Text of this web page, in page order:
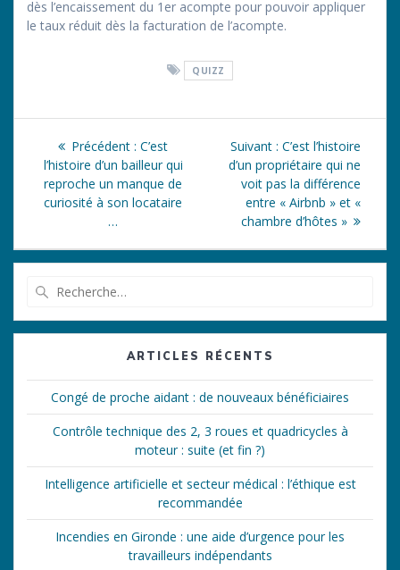
dès l’encaissement du 1er acompte pour pouvoir appliquer
le taux réduit dès la facturation de l’acompte.
QUIZZ
Navigation
l’article
Précédent : Article
précédent
:
C’est
l’histoire d’un bailleur qui
reproche un manque de
curiosité à son locataire
…
Suivant : Article
suivant
:
C’est l’histoire
d’un propriétaire qui ne
voit pas la différence
entre « Airbnb » et «
chambre d’hôtes »
:
ARTICLES RÉCENTS
Congé de proche aidant : de nouveaux bénéficiaires
Contrôle technique des 2, 3 roues et quadricycles à
moteur : suite (et fin ?)
Intelligence artificielle et secteur médical : l’éthique est
recommandée
Incendies en Gironde : une aide d’urgence pour les
travailleurs indépendants